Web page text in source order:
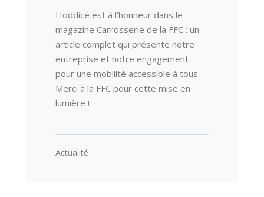
Hoddicé est à l’honneur dans le
magazine Carrosserie de la FFC : un
article complet qui présente notre
entreprise et notre engagement
pour une mobilité accessible à tous.
Merci à la FFC pour cette mise en
lumière !
Actualité